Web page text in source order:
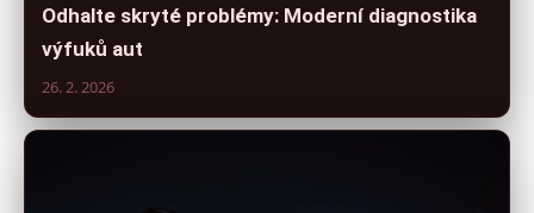
Odhalte skryté problémy: Moderní diagnostika
výfuků aut
26. 2. 2026